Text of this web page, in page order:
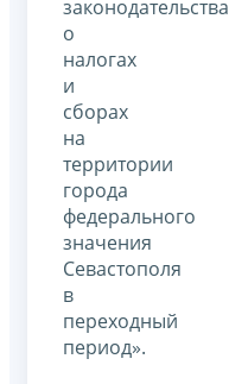
законодательства
о
налогах
и
сборах
на
территории
города
федерального
значения
Севастополя
в
переходный
период».